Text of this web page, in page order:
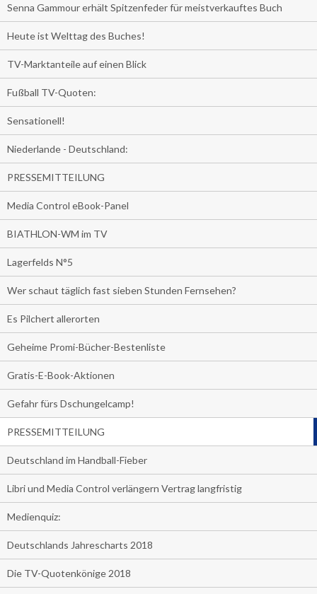
Senna Gammour erhält Spitzenfeder für meistverkauftes Buch
Heute ist Welttag des Buches!
TV-Marktanteile auf einen Blick
Fußball TV-Quoten:
Sensationell!
Niederlande - Deutschland:
PRESSEMITTEILUNG
Media Control eBook-Panel
BIATHLON-WM im TV
Lagerfelds N°5
Wer schaut täglich fast sieben Stunden Fernsehen?
Es Pilchert allerorten
Geheime Promi-Bücher-Bestenliste
Gratis-E-Book-Aktionen
Gefahr fürs Dschungelcamp!
PRESSEMITTEILUNG
Deutschland im Handball-Fieber
Libri und Media Control verlängern Vertrag langfristig
Medienquiz:
Deutschlands Jahrescharts 2018
Die TV-Quotenkönige 2018